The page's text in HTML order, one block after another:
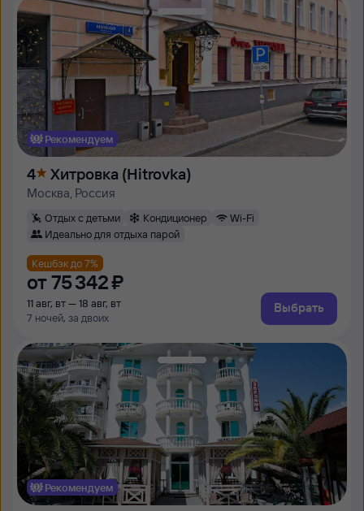
Рекомендуем
4 Хитровка (Hitrovka)
Москва, Россия
Отдых с детьми Кондиционер
Wi-Fi
Идеально для отдыха парой
Кешбэк до 7%
от 75 ⁠342 ⁠₽
11 авг, вт — 18 авг, вт
7 ночей, за двоих
Выбрать
Рекомендуем